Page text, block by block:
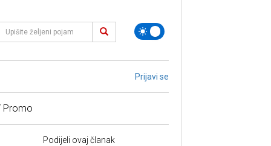
Prijavi se
Promo
Podijeli ovaj članak